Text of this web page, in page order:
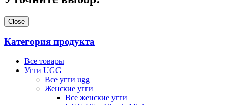
Close
Категория продукта
Все товары
Угги UGG
Все угги ugg
Женские угги
Все женские угги